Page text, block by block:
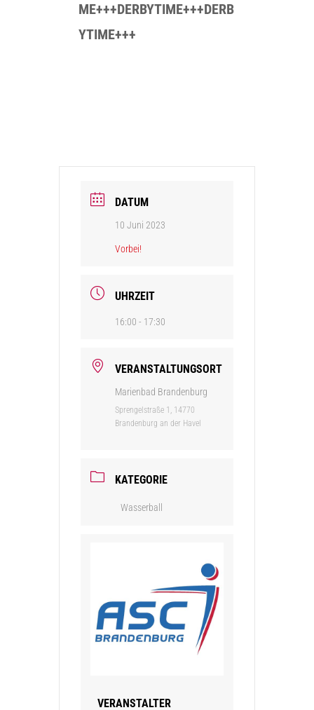
ME+++DERBYTIME+++DERB
YTIME+++
DATUM
10 Juni 2023
Vorbei!
UHRZEIT
16:00 - 17:30
VERANSTALTUNGSORT
Marienbad Brandenburg
Sprengelstraße 1, 14770
Brandenburg an der Havel
KATEGORIE
Wasserball
VERANSTALTER